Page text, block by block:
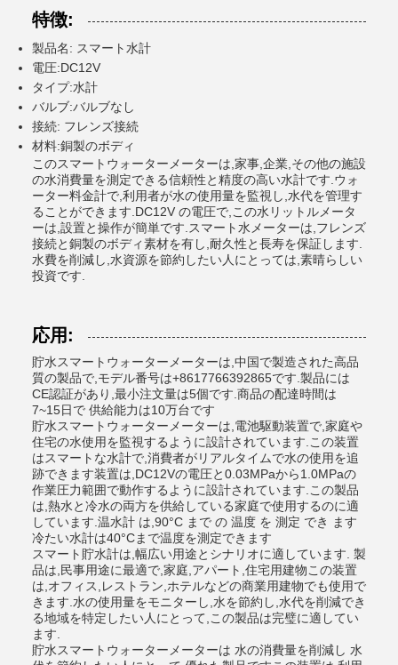
特徴:
製品名: スマート水計
電圧:DC12V
タイプ:水計
バルブ:バルブなし
接続: フレンズ接続
材料:銅製のボディ
このスマートウォーターメーターは,家事,企業,その他の施設
の水消費量を測定できる信頼性と精度の高い水計です.ウォ
ーター料金計で,利用者が水の使用量を監視し,水代を管理す
ることができます.DC12V の電圧で,この水リットルメータ
ーは,設置と操作が簡単です.スマート水メーターは,フレンズ
接続と銅製のボディ素材を有し,耐久性と長寿を保証します.
水費を削減し,水資源を節約したい人にとっては,素晴らしい
投資です.
応用:
貯水スマートウォーターメーターは,中国で製造された高品
質の製品で,モデル番号は+8617766392865です.製品には
CE認証があり,最小注文量は5個です.商品の配達時間は
7~15日で 供給能力は10万台です
貯水スマートウォーターメーターは,電池駆動装置で,家庭や
住宅の水使用を監視するように設計されています.この装置
はスマートな水計で,消費者がリアルタイムで水の使用を追
跡できます装置は,DC12Vの電圧と0.03MPaから1.0MPaの
作業圧力範囲で動作するように設計されています.この製品
は,熱水と冷水の両方を供給している家庭で使用するのに適
しています.温水計 は,90°C まで の 温度 を 測定 でき ます
冷たい水計は40°Cまで温度を測定できます
スマート貯水計は,幅広い用途とシナリオに適しています. 製
品は,民事用途に最適で,家庭,アパート,住宅用建物この装置
は,オフィス,レストラン,ホテルなどの商業用建物でも使用で
きます.水の使用量をモニターし,水を節約し,水代を削減でき
る地域を特定したい人にとって,この製品は完璧に適してい
ます.
貯水スマートウォーターメーターは 水の消費量を削減し 水